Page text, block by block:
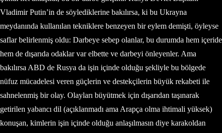
Vladimir Putin’in de söylediklerine bakılırsa, ki bu Ukrayna
meydanında kullanılan tekniklere benzeyen bir eylem demişti, öyleyse
saflar belirlenmiş oldu: Darbeye sebep olanlar, bu durumda hem içeride
hem de dışarıda odaklar var elbette ve darbeyi önleyenler. Ama
bakılırsa ABD de Rusya da işin içinde olduğu şekliyle bu bölgede
nüfuz mücadelesi veren güçlerin ve destekçilerin büyük rekabeti ile
sahnelenmiş bir olay. Olayları büyütmek için dışarıdan taşınarak
getirilen yabancı dil (açıklanmadı ama Arapça olma ihtimali yüksek)
konuşan, kimlerin işin içinde olduğu anlaşılmasın diye karakoldan